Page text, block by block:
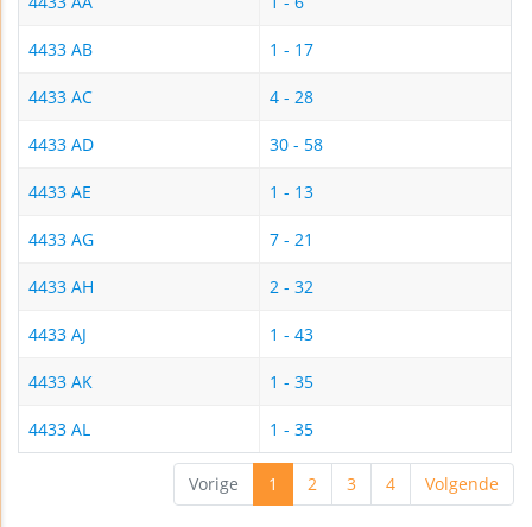
4433 AB 1 - 17
4433 AC 4 - 28
4433 AD 30 - 58
4433 AE 1 - 13
4433 AG 7 - 21
4433 AH 2 - 32
4433 AJ 1 - 43
4433 AK 1 - 35
4433 AL 1 - 35
Vorige 1 2 3 4 Volgende